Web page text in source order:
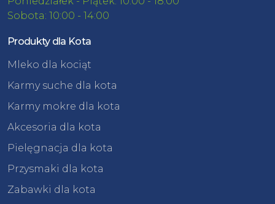
Sobota: 10:00 - 14:00
Produkty dla Kota
Mleko dla kociąt
Karmy suche dla kota
Karmy mokre dla kota
Akcesoria dla kota
Pielęgnacja dla kota
Przysmaki dla kota
Zabawki dla kota